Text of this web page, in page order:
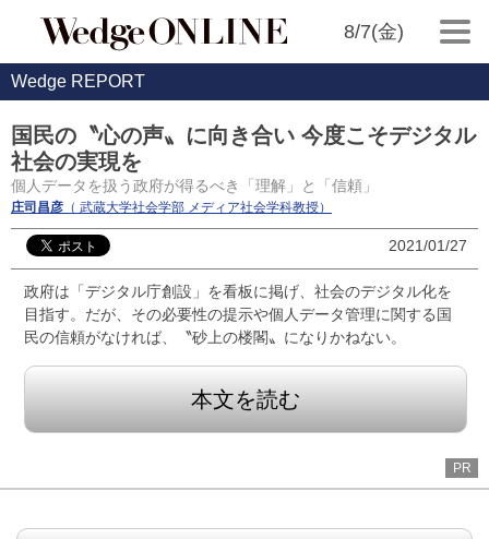
8/7(金)
Wedge REPORT
国民の〝心の声〟に向き合い 今度こそデジタル
社会の実現を
個人データを扱う政府が得るべき「理解」と「信頼」
庄司昌彦 （ 武蔵大学社会学部 メディア社会学科教授）
2021/01/27
政府は「デジタル庁創設」を看板に掲げ、社会のデジタル化を
目指す。だが、その必要性の提示や個人データ管理に関する国
民の信頼がなければ、〝砂上の楼閣〟になりかねない。
本文を読む
PR